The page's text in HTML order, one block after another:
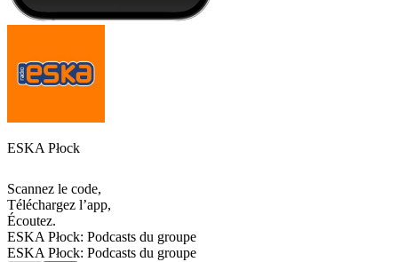
ESKA Płock
Scannez le code,
Téléchargez l’app,
Écoutez.
ESKA Płock: Podcasts du groupe
ESKA Płock: Podcasts du groupe